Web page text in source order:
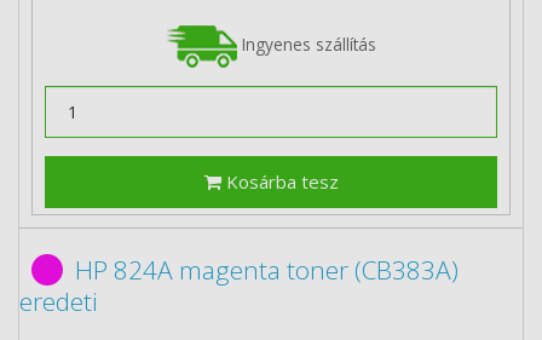
Ingyenes szállítás
Kosárba tesz
HP 824A magenta toner (CB383A)
eredeti